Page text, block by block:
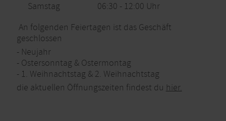
Samstag
06:30 - 12:00 Uhr
An folgenden Feiertagen ist das Geschäft
geschlossen
- Neujahr
- Ostersonntag & Ostermontag
- 1. Weihnachtstag & 2. Weihnachtstag
die aktuellen Öffnungszeiten findest du hier.